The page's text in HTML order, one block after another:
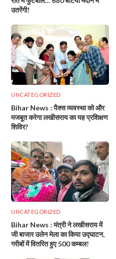
उतरेंगी!
UNCATEGORIZED
Bihar News : पैक्स व्यवस्था को और
मजबूत करेगा लखीसराय का यह प्रशिक्षण
शिविर?
UNCATEGORIZED
Bihar News : मंत्री ने लखीसराय में
जी बाजार उलेन मेला का किया उद्घाटन,
गरीबों में वितरित हुए 500 कम्बल!